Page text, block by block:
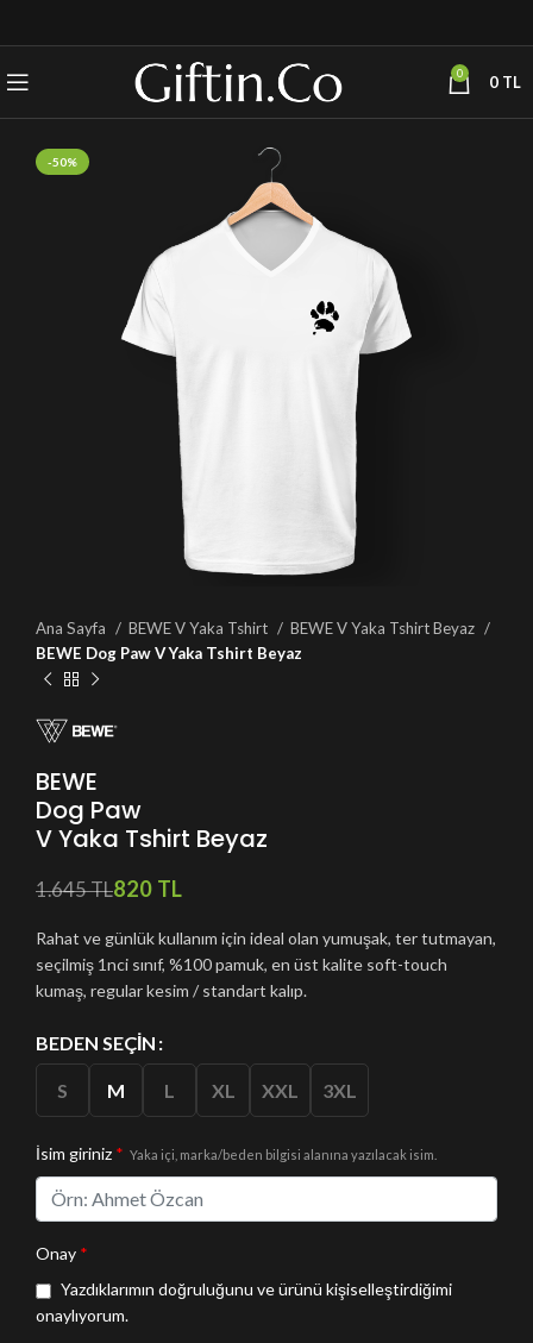
0 0 TL
-50%
Ana Sayfa BEWE V Yaka Tshirt
BEWE V Yaka Tshirt Beyaz
BEWE Dog Paw V Yaka Tshirt Beyaz
BEWE
Dog Paw
V Yaka Tshirt Beyaz
1.645TL820 TL
Rahat ve günlük kullanım için ideal olan yumuşak, ter tutmayan,
seçilmiş 1nci sınıf, %100 pamuk, en üst kalite soft-touch
kumaş, regular kesim / standart kalıp.
BEDEN SEÇIN
S M L XL XXL 3XL
İsim giriniz * Yaka içi, marka/beden bilgisi alanına yazılacak isim.
Onay *
Yazdıklarımın doğruluğunu ve ürünü kişiselleştirdiğimi
onaylıyorum.